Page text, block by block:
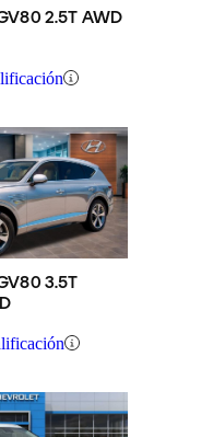
2.5T AWD
3.5T